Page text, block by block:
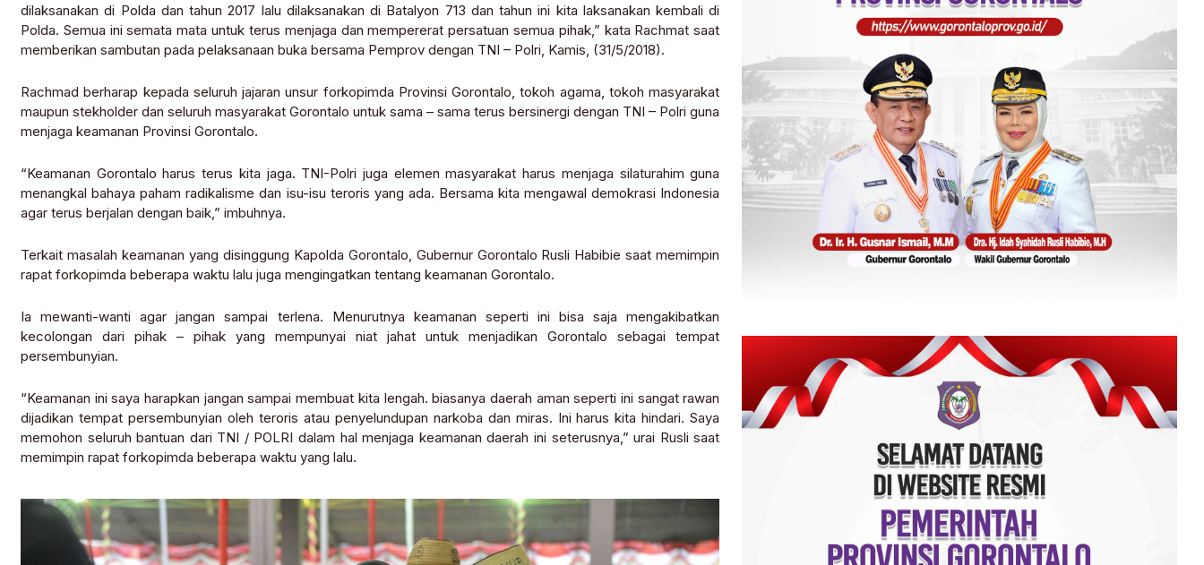
dilaksanakan di Polda dan tahun 2017 lalu dilaksanakan di Batalyon 713 dan tahun ini kita laksanakan kembali di
Polda. Semua ini semata mata untuk terus menjaga dan mempererat persatuan semua pihak,” kata Rachmat saat
memberikan sambutan pada pelaksanaan buka bersama Pemprov dengan TNI – Polri, Kamis, (31/5/2018).
Rachmad berharap kepada seluruh jajaran unsur forkopimda Provinsi Gorontalo, tokoh agama, tokoh masyarakat
maupun stekholder dan seluruh masyarakat Gorontalo untuk sama – sama terus bersinergi dengan TNI – Polri guna
menjaga keamanan Provinsi Gorontalo.
“Keamanan Gorontalo harus terus kita jaga. TNI-Polri juga elemen masyarakat harus menjaga silaturahim guna
menangkal bahaya paham radikalisme dan isu-isu teroris yang ada. Bersama kita mengawal demokrasi Indonesia
agar terus berjalan dengan baik,” imbuhnya.
Terkait masalah keamanan yang disinggung Kapolda Gorontalo, Gubernur Gorontalo Rusli Habibie saat memimpin
rapat forkopimda beberapa waktu lalu juga mengingatkan tentang keamanan Gorontalo.
Ia mewanti-wanti agar jangan sampai terlena. Menurutnya keamanan seperti ini bisa saja mengakibatkan
kecolongan dari pihak – pihak yang mempunyai niat jahat untuk menjadikan Gorontalo sebagai tempat
persembunyian.
“Keamanan ini saya harapkan jangan sampai membuat kita lengah. biasanya daerah aman seperti ini sangat rawan
dijadikan tempat persembunyian oleh teroris atau penyelundupan narkoba dan miras. Ini harus kita hindari. Saya
memohon seluruh bantuan dari TNI / POLRI dalam hal menjaga keamanan daerah ini seterusnya,” urai Rusli saat
memimpin rapat forkopimda beberapa waktu yang lalu.